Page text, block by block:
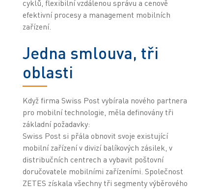
cyklů, flexibilní vzdálenou správu a cenově
efektivní procesy a management mobilních
zařízení.
Jedna smlouva, tři
oblasti
Když firma Swiss Post vybírala nového partnera
pro mobilní technologie, měla definovány tři
základní požadavky:
Swiss Post si přála obnovit svoje existující
mobilní zařízení v divizí balíkových zásilek, v
distribučních centrech a vybavit poštovní
doručovatele mobilními zařízeními. Společnost
ZETES získala všechny tři segmenty výběrového